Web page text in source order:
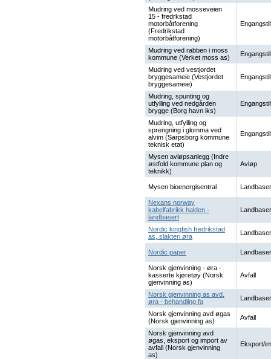
Mudring ved mosseveien
15 - fredrkstad
motorbåtforening
(Fredrikstad
motorbåtforening)
Mudring ved rabben i moss
kommune (Verket moss as)
Mudring ved vestjordet
bryggesameie (Vestjordet
bryggesameie)
Mudring, spunting og
utfylling ved nedgården
brygge (Borg havn iks)
Mudring, utfylling og
sprengning i glomma ved
alvim (Sarpsborg kommune
teknisk etat)
Mysen avløpsanlegg (Indre
østfold kommune plan og
teknikk)
Avløp
Mysen bioenergisentral
Nexans norway
kabelfabrikk halden -
landbasert
Nordic kingfish fredrikstad
as, slakteri øra
Nordic paper
Norsk gjenvinning - øra -
kasserte kjøretøy (Norsk
gjenvinning as)
Avfall
Norsk gjenvinning as avd.
øra - behandling fa
Norsk gjenvinning avd øgas
(Norsk gjenvinning as)
Avfall
Norsk gjenvinning avd
øgas, eksport og import av
avfall (Norsk gjenvinning
as)
Eksport/